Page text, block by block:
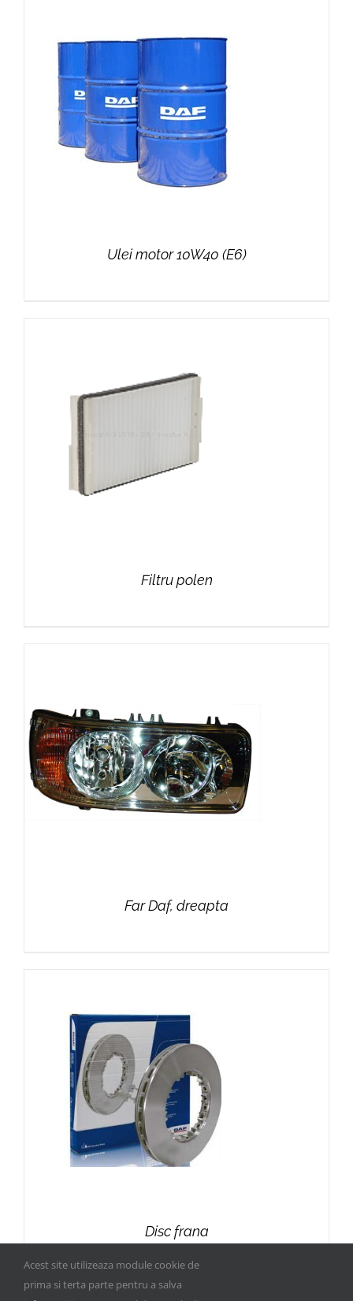
Ulei motor 10W40 (E6)
Filtru polen
Far Daf, dreapta
Disc frana
Acest site utilizeaza module cookie de
prima si terta parte pentru a salva